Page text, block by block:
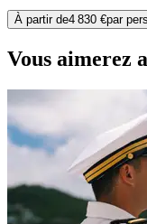
À partir de4 830 €par
Vous aimerez